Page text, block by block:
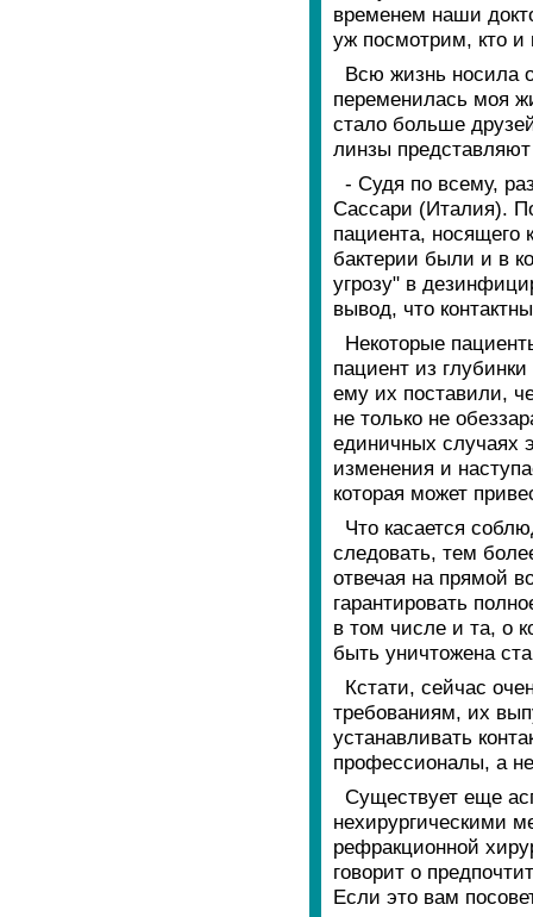
временем наши
уж посмотрим, кто и
Всю жизнь носила
переменилась моя
стало больше
линзы
- Судя по всему,
Сассари (Италия).
пациента, носящего
бактерии были и в
угрозу" в
вывод, что
Некоторые
пациент из
ему их поставили,
не только не
единичных случаях
изменения и
которая может
Что касается
следовать, тем
отвечая на прямой
гарантировать
в том числе и та, о
быть уничтожена
Кстати, сейчас
требованиям, их
устанавливать
профессионалы, а
Существует еще
нехирургическими
рефракционной
говорит о
Если это вам